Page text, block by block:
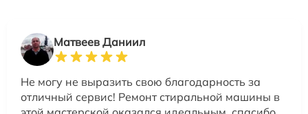
Матвеев Даниил
Не могу не выразить свою благодарность за
отличный сервис! Ремонт стиральной машины в